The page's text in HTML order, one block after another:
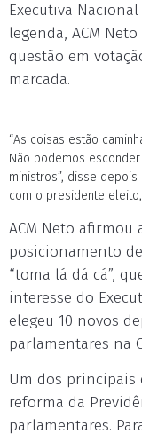
Executiva
legenda, ACM
questão em
marcada.
“As coisas estão
Não podemos
ministros”, disse
com o presidente
ACM Neto
posicionamento
“toma lá dá cá”,
interesse do
elegeu 10 novos
parlamentares na
Um dos principais
reforma da
parlamentares.